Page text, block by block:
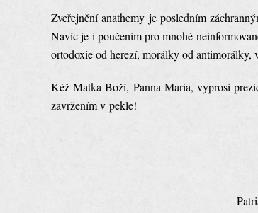
Zveřejnění anathemy je posledním
Navíc je i poučením pro mnohé
ortodoxie od herezí, morálky od antimorálky,
Kéž Matka Boží, Panna Maria, vyprosí
zavržením v pekle!